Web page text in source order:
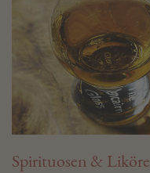
Spirituosen & Liköre